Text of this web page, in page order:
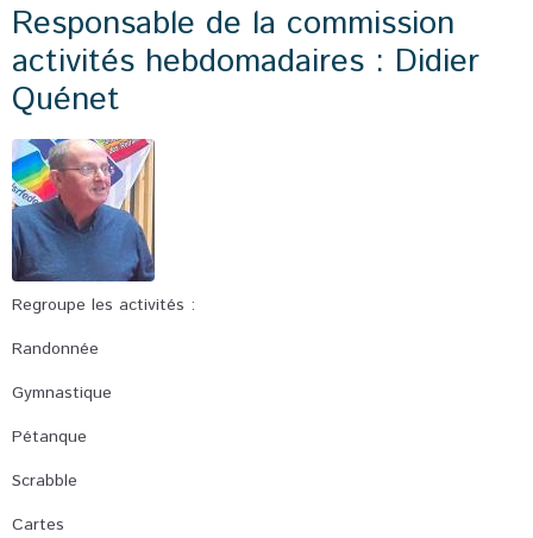
Responsable de la commission
activités hebdomadaires : Didier
Quénet
Regroupe les activités :
Randonnée
Gymnastique
Pétanque
Scrabble
Cartes